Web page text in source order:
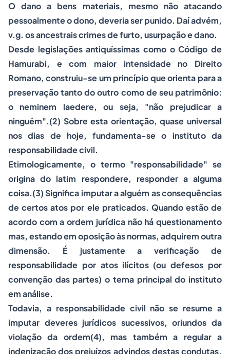
O dano a bens materiais, mesmo não atacando
pessoalmente o dono, deveria ser punido. Daí advém,
v.g. os ancestrais crimes de furto, usurpação e dano.
Desde legislações antiquíssimas como o Código de
Hamurabi, e com maior intensidade no Direito
Romano, construiu-se um princípio que orienta para a
preservação tanto do outro como de seu patrimônio:
o neminem laedere, ou seja, "não prejudicar a
ninguém".(2) Sobre esta orientação, quase universal
nos dias de hoje, fundamenta-se o instituto da
responsabilidade civil.
Etimologicamente, o termo "responsabilidade" se
origina do latim respondere, responder a alguma
coisa.(3) Significa imputar a alguém as consequências
de certos atos por ele praticados. Quando estão de
acordo com a ordem jurídica não há questionamento
mas, estando em oposição às normas, adquirem outra
dimensão. É justamente a verificação de
responsabilidade por atos ilícitos (ou defesos por
convenção das partes) o tema principal do instituto
em análise.
Todavia, a responsabilidade civil não se resume a
imputar deveres jurídicos sucessivos, oriundos da
violação da ordem(4), mas também a regular a
indenização dos prejuízos advindos destas condutas.